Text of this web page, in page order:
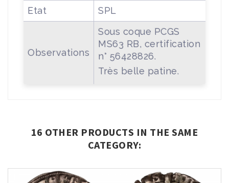
Etat
SPL
Observations
Sous coque PCGS
MS63 RB, certification
n° 56428826.
Très belle patine.
16 OTHER PRODUCTS IN THE SAME
CATEGORY: